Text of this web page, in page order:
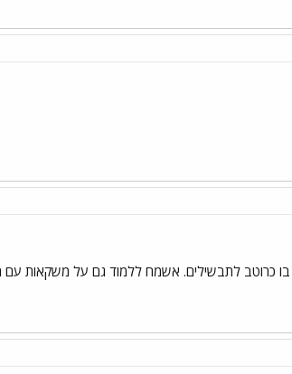
בו כרוטב לתבשילים. אשמח ללמוד גם על משקאות עם